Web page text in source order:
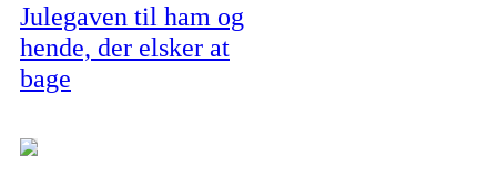
Julegaven til ham og
hende, der elsker at
bage